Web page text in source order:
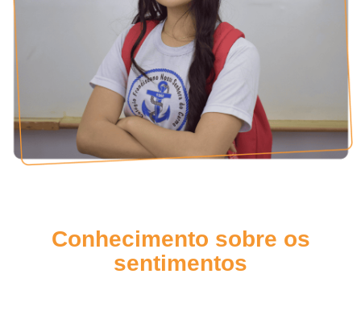
Conhecimento sobre os
sentimentos